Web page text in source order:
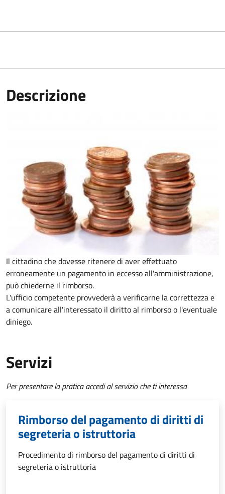
Descrizione
Il cittadino che dovesse ritenere di aver effettuato
erroneamente un pagamento in eccesso all'amministrazione,
può chiederne il rimborso.
L'ufficio competente provvederà a verificarne la correttezza e
a comunicare all'interessato il diritto al rimborso o l'eventuale
diniego.
Servizi
Per presentare la pratica accedi al servizio che ti interessa
Rimborso del pagamento di diritti di
segreteria o istruttoria
Procedimento di rimborso del pagamento di diritti di
segreteria o istruttoria